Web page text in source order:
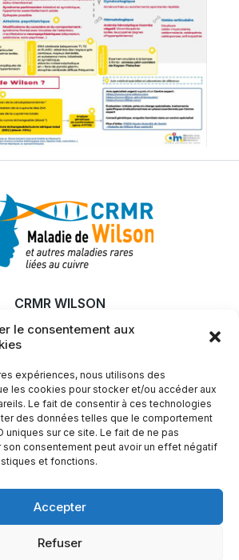
le consentement aux
expériences, nous utilisons des
les cookies pour stocker et/ou accéder aux
Le fait de consentir à ces technologies
des données telles que le comportement
uniques sur ce site. Le fait de ne pas
son consentement peut avoir un effet négatif
et fonctions.
Accepter
Refuser
CRMR WILSON
MALADIE
ACTUALITÉS
SFEMW
LIENS UTILES
Nous contacter